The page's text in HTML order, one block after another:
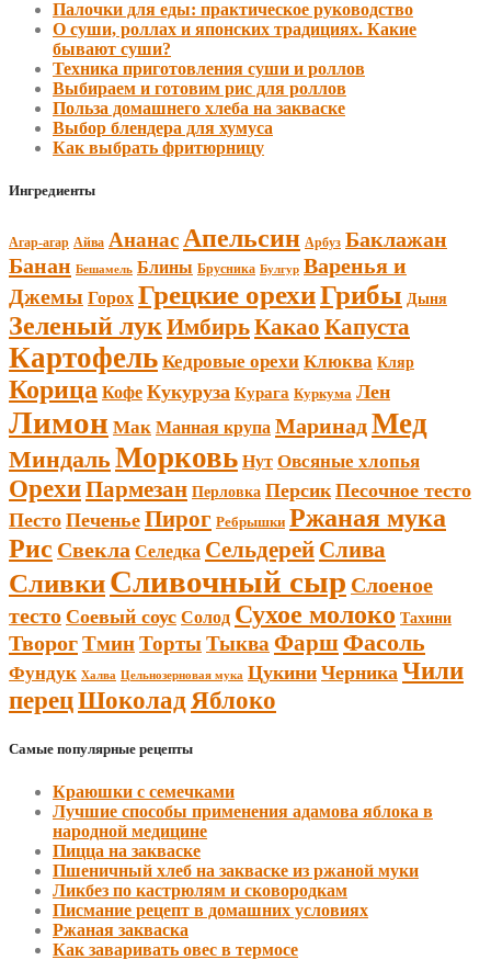
Палочки для еды: практическое руководство
О суши, роллах и японских традициях. Какие
бывают суши?
Техника приготовления суши и роллов
Выбираем и готовим рис для роллов
Польза домашнего хлеба на закваске
Выбор блендера для хумуса
Как выбрать фритюрницу
Ингредиенты
Агар-агар Айва АнанасАпельсин Арбуз Баклажан
Банан Бешамель Блины Брусника Булгур Варенья и
Джемы Горох Грецкие орехиГрибы Дыня
Зеленый лук ИмбирьКакао Капуста
Картофель Кедровые орехи Клюква Кляр
Корица Кофе Кукуруза Курага Куркума Лен
Лимон Мак Манная крупа МаринадМед
Миндаль Морковь Нут Овсяные хлопья
ОрехиПармезан Перловка Персик Песочное тесто
Песто Печенье Пирог Ребрышки Ржаная мука
Рис Свекла Селедка Сельдерей Слива
СливкиСливочный сыр Слоеное
тесто Соевый соус Солод Сухое молоко Тахини
ТворогТминТортыТыкваФаршФасоль
Фундук Халва Цельнозерновая мука Цукини Черника Чили
перецШоколадЯблоко
Самые популярные рецепты
Краюшки с семечками
Лучшие способы применения адамова яблока в
народной медицине
Пицца на закваске
Пшеничный хлеб на закваске из ржаной муки
Ликбез по кастрюлям и сковородкам
Писмание рецепт в домашних условиях
Ржаная закваска
Как заваривать овес в термосе